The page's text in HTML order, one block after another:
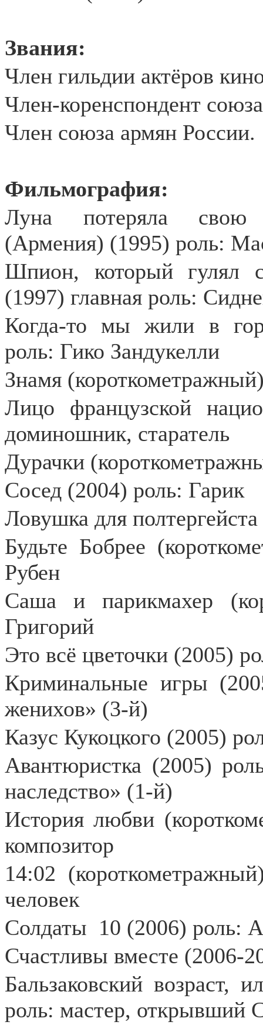
Звания:
Член гильдии актёров
Член-коренспондент
Член союза армян России.
Фильмография:
Луна потеряла свою
(Армения) (1995) роль:
Шпион, который гулял
(1997) главная роль:
Когда-то мы жили в
роль: Гико Зандукелли
Знамя
Лицо французской
доминошник, старатель
Дурачки
Сосед (2004) роль: Гарик
Ловушка для
Будьте Бобрее
Рубен
Саша и парикмахер
Григорий
Это всё цветочки (2005)
Криминальные игры
женихов» (3-й)
Казус Кукоцкого (2005)
Авантюристка (2005)
наследство» (1-й)
История любви
композитор
14:02
человек
Солдаты 10 (2006) роль:
Счастливы вместе (2006-
Бальзаковский возраст,
роль: мастер, открывший